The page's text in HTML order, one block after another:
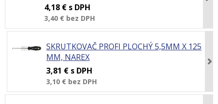
4,18 € s DPH
3,40 € bez DPH
SKRUTKOVAČ PROFI PLOCHÝ 5,5MM X 125
MM, NAREX
3,81 € s DPH
3,10 € bez DPH